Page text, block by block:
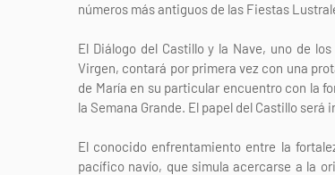
números más antiguos de las Fiestas
El Diálogo del Castillo y la Nave, uno de
Virgen, contará por primera vez con una
de María en su particular encuentro con la
la Semana Grande. El papel del Castillo
El conocido enfrentamiento entre la
pacífico navío, que simula acercarse a la